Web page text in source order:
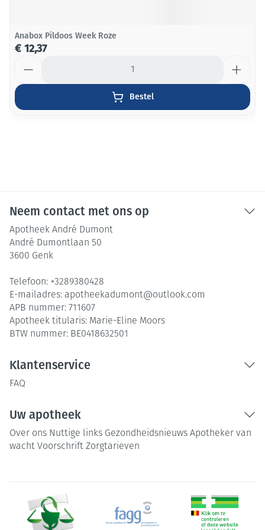
Anabox Pildoos Week Roze
€ 12,37
Bestel
Neem contact met ons op
Apotheek André Dumont
André Dumontlaan 50
3600 Genk
Telefoon: +3289380428
E-mailadres: apotheekadumont@outlook.com
APB nummer: 711607
Apotheek titularis: Marie-Eline Moors
BTW nummer: BE0418632501
Klantenservice
FAQ
Uw apotheek
Over ons Nuttige links Gezondheidsnieuws Apotheker van
wacht Voorschrift Zorgtarieven